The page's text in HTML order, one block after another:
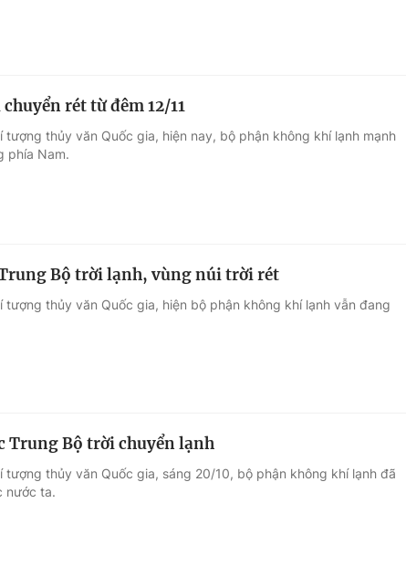
rét từ đêm 12/11
tượng thủy văn Quốc gia, hiện nay, bộ phận không khí lạnh mạnh
phía Nam.
Trung Bộ trời lạnh, vùng núi trời rét
tượng thủy văn Quốc gia, hiện bộ phận không khí lạnh vẫn đang
Trung Bộ trời chuyển lạnh
tượng thủy văn Quốc gia, sáng 20/10, bộ phận không khí lạnh đã
nước ta.